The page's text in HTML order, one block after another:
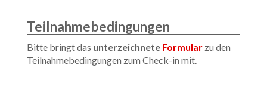
Teilnahmebedingungen
Bitte bringt das unterzeichnete Formular zu den
Teilnahmebedingungen zum Check-in mit.